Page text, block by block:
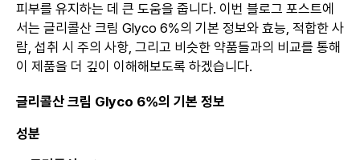
피부를 유지하는 데 큰 도움을 줍니다. 이번 블로그 포스트에
서는 글리콜산 크림 Glyco 6%의 기본 정보와 효능, 적합한 사
람, 섭취 시 주의 사항, 그리고 비슷한 약품들과의 비교를 통해
이 제품을 더 깊이 이해해보도록 하겠습니다.
글리콜산 크림 Glyco 6%의 기본 정보
성분